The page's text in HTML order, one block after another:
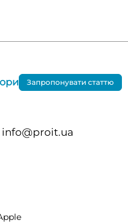
info@proit.ua
Запропонувати статтю